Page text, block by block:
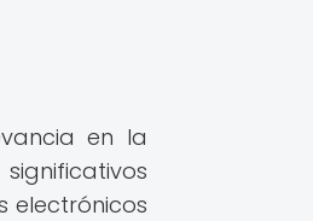
en la
electrónicos